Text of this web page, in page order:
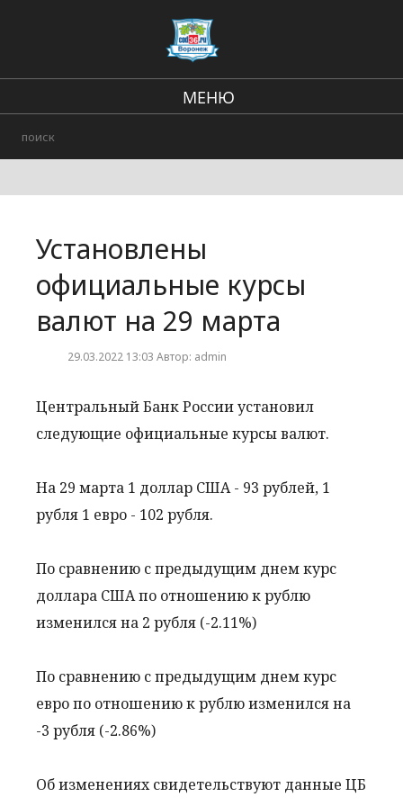
МЕНЮ
Происшествия
Установлены
официальные курсы
валют на 29 марта
29.03.2022 13:03 Автор: admin
Центральный Банк России установил
следующие официальные курсы валют.
На 29 марта 1 доллар США - 93 рублей, 1
рубля 1 евро - 102 рубля.
По сравнению с предыдущим днем курс
доллара США по отношению к рублю
изменился на 2 рубля (-2.11%)
По сравнению с предыдущим днем курс
евро по отношению к рублю изменился на
-3 рубля (-2.86%)
Об изменениях свидетельствуют данные ЦБ